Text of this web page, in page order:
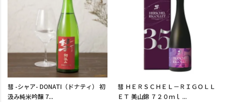
彗 -シャア- DONATI（ドナティ） 初
汲み純米吟醸 7...
彗 ＨＥＲＳＣＨＥＬ－ＲＩＧＯＬＬ
ＥＴ 美山錦 ７２０ｍｌ ...